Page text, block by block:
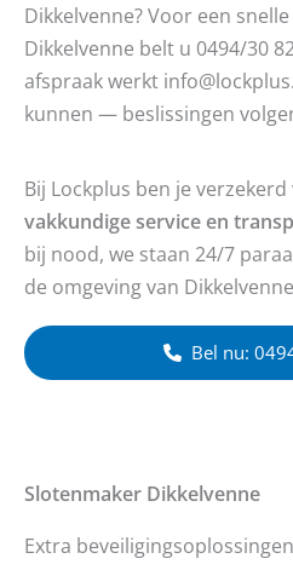
Dikkelvenne? Voor een
Dikkelvenne belt u 0494/30
afspraak werkt
kunnen — beslissingen
Bij Lockplus ben je verzekerd
vakkundige service en
bij nood, we staan 24/7
de omgeving van
Bel nu:
Slotenmaker Dikkelvenne
Extra